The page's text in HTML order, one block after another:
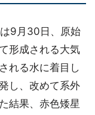
9月30日、原始
形成される大気
れる水に着目し
し、改めて系外
結果、赤色矮星